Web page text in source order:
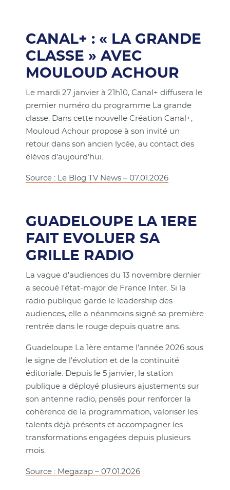
CANAL+ : « LA GRANDE
CLASSE » AVEC
MOULOUD ACHOUR
Le mardi 27 janvier à 21h10, Canal+ diffusera le
premier numéro du programme La grande
classe. Dans cette nouvelle Création Canal+,
Mouloud Achour propose à son invité un
retour dans son ancien lycée, au contact des
élèves d’aujourd’hui.
Source : Le Blog TV News – 07.01.2026
GUADELOUPE LA 1ERE
FAIT EVOLUER SA
GRILLE RADIO
La vague d'audiences du 13 novembre dernier
a secoué l'état-major de France Inter. Si la
radio publique garde le leadership des
audiences, elle a néanmoins signé sa première
rentrée dans le rouge depuis quatre ans.
Guadeloupe La 1ère entame l’année 2026 sous
le signe de l’évolution et de la continuité
éditoriale. Depuis le 5 janvier, la station
publique a déployé plusieurs ajustements sur
son antenne radio, pensés pour renforcer la
cohérence de la programmation, valoriser les
talents déjà présents et accompagner les
transformations engagées depuis plusieurs
mois.
Source : Megazap – 07.01.2026